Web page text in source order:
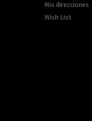
Mis direcciones
Wish List